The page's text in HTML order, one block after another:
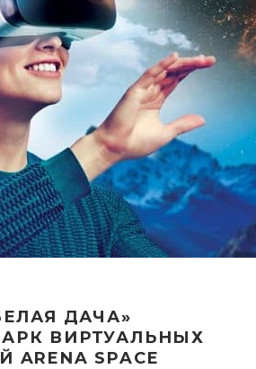
ДАЧА»
ВИРТУАЛЬНЫХ
SPACE